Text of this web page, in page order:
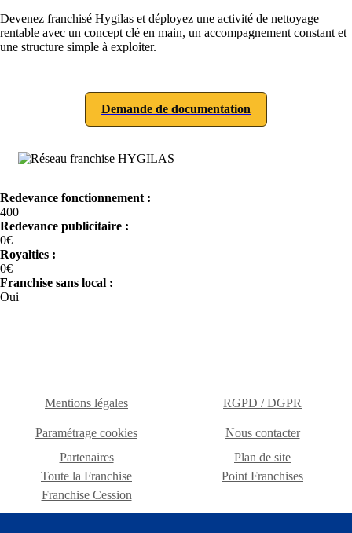
Devenez franchisé Hygilas et déployez une activité de nettoyage
rentable avec un concept clé en main, un accompagnement constant et
une structure simple à exploiter.
Demande de documentation
Redevance fonctionnement :
400
Redevance publicitaire :
0€
Royalties :
0€
Franchise sans local :
Oui
Mentions légales RGPD / DGPR
Paramétrage cookies
Nous contacter
Partenaires
Plan de site
Toute la Franchise
Point Franchises
Franchise Cession